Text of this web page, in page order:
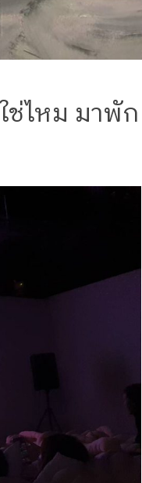
ช่ไหม มาพัก